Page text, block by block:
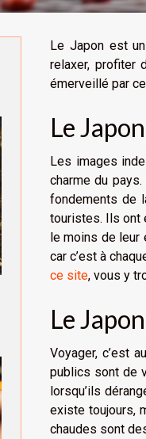
Le Japon est
relaxer, profiter
émerveillé par
Le
Les images
charme du
fondements de
touristes. Ils ont
le moins de leur
car c’est à
ce site, vous y
Le
Voyager, c’est
publics sont de
lorsqu’ils
existe toujours,
chaudes sont